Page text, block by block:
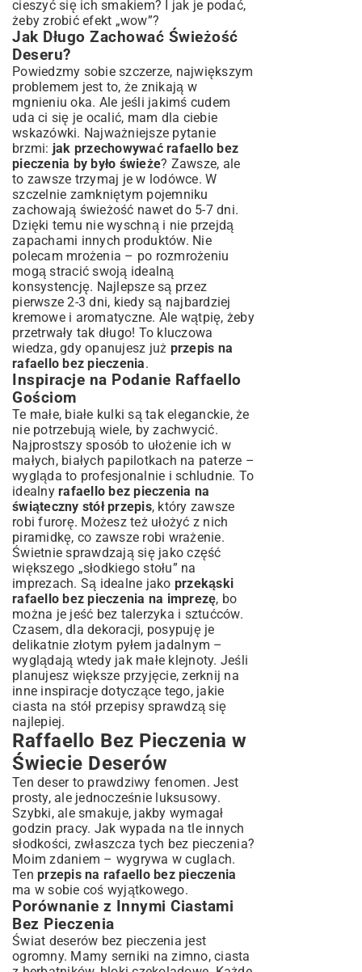
cieszyć się ich smakiem? I jak je podać,
żeby zrobić efekt „wow”?
Jak Długo Zachować Świeżość
Deseru?
Powiedzmy sobie szczerze, największym
problemem jest to, że znikają w
mgnieniu oka. Ale jeśli jakimś cudem
uda ci się je ocalić, mam dla ciebie
wskazówki. Najważniejsze pytanie
brzmi: jak przechowywać rafaello bez
pieczenia by było świeże? Zawsze, ale
to zawsze trzymaj je w lodówce. W
szczelnie zamkniętym pojemniku
zachowają świeżość nawet do 5-7 dni.
Dzięki temu nie wyschną i nie przejdą
zapachami innych produktów. Nie
polecam mrożenia – po rozmrożeniu
mogą stracić swoją idealną
konsystencję. Najlepsze są przez
pierwsze 2-3 dni, kiedy są najbardziej
kremowe i aromatyczne. Ale wątpię, żeby
przetrwały tak długo! To kluczowa
wiedza, gdy opanujesz już przepis na
rafaello bez pieczenia.
Inspiracje na Podanie Raffaello
Gościom
Te małe, białe kulki są tak eleganckie, że
nie potrzebują wiele, by zachwycić.
Najprostszy sposób to ułożenie ich w
małych, białych papilotkach na paterze –
wygląda to profesjonalnie i schludnie. To
idealny rafaello bez pieczenia na
świąteczny stół przepis, który zawsze
robi furorę. Możesz też ułożyć z nich
piramidkę, co zawsze robi wrażenie.
Świetnie sprawdzają się jako część
większego „słodkiego stołu” na
imprezach. Są idealne jako przekąski
rafaello bez pieczenia na imprezę, bo
można je jeść bez talerzyka i sztućców.
Czasem, dla dekoracji, posypuję je
delikatnie złotym pyłem jadalnym –
wyglądają wtedy jak małe klejnoty. Jeśli
planujesz większe przyjęcie, zerknij na
inne inspiracje dotyczące tego, jakie
ciasta na stół przepisysprawdzą się
najlepiej.
Raffaello Bez Pieczenia w
Świecie Deserów
Ten deser to prawdziwy fenomen. Jest
prosty, ale jednocześnie luksusowy.
Szybki, ale smakuje, jakby wymagał
godzin pracy. Jak wypada na tle innych
słodkości, zwłaszcza tych bez pieczenia?
Moim zdaniem – wygrywa w cuglach.
Ten przepis na rafaello bez pieczenia
ma w sobie coś wyjątkowego.
Porównanie z Innymi Ciastami
Bez Pieczenia
Świat deserów bez pieczenia jest
ogromny. Mamy serniki na zimno, ciasta